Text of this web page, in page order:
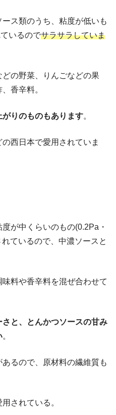
ス類のうち、粘度が低いも
いるのでサラサラしていま
の野菜、りんごなどの果
香辛料。
りのものもあります。
西日本で愛用されていま
が中くらいのもの(0.2Pa・
ているので、中濃ソースと
料や香辛料を混ぜ合わせて
と、とんかつソースの甘み
。
るので、原材料の繊維質も
されている。